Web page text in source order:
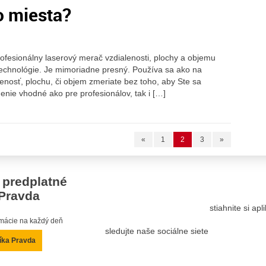
miesta?
laserový merač vzdialenosti, plochy a objemu
Je mimoriadne presný. Používa sa ako na
plochu, či objem zmeriate bez toho, aby Ste sa
vhodné ako pre profesionálov, tak i […]
« 1 2 3 »
na každý deň
Pravda
sledujte naše sociálne siete
stiahnite si